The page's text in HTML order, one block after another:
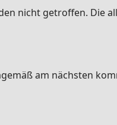
nicht getroffen. Die
am nächsten